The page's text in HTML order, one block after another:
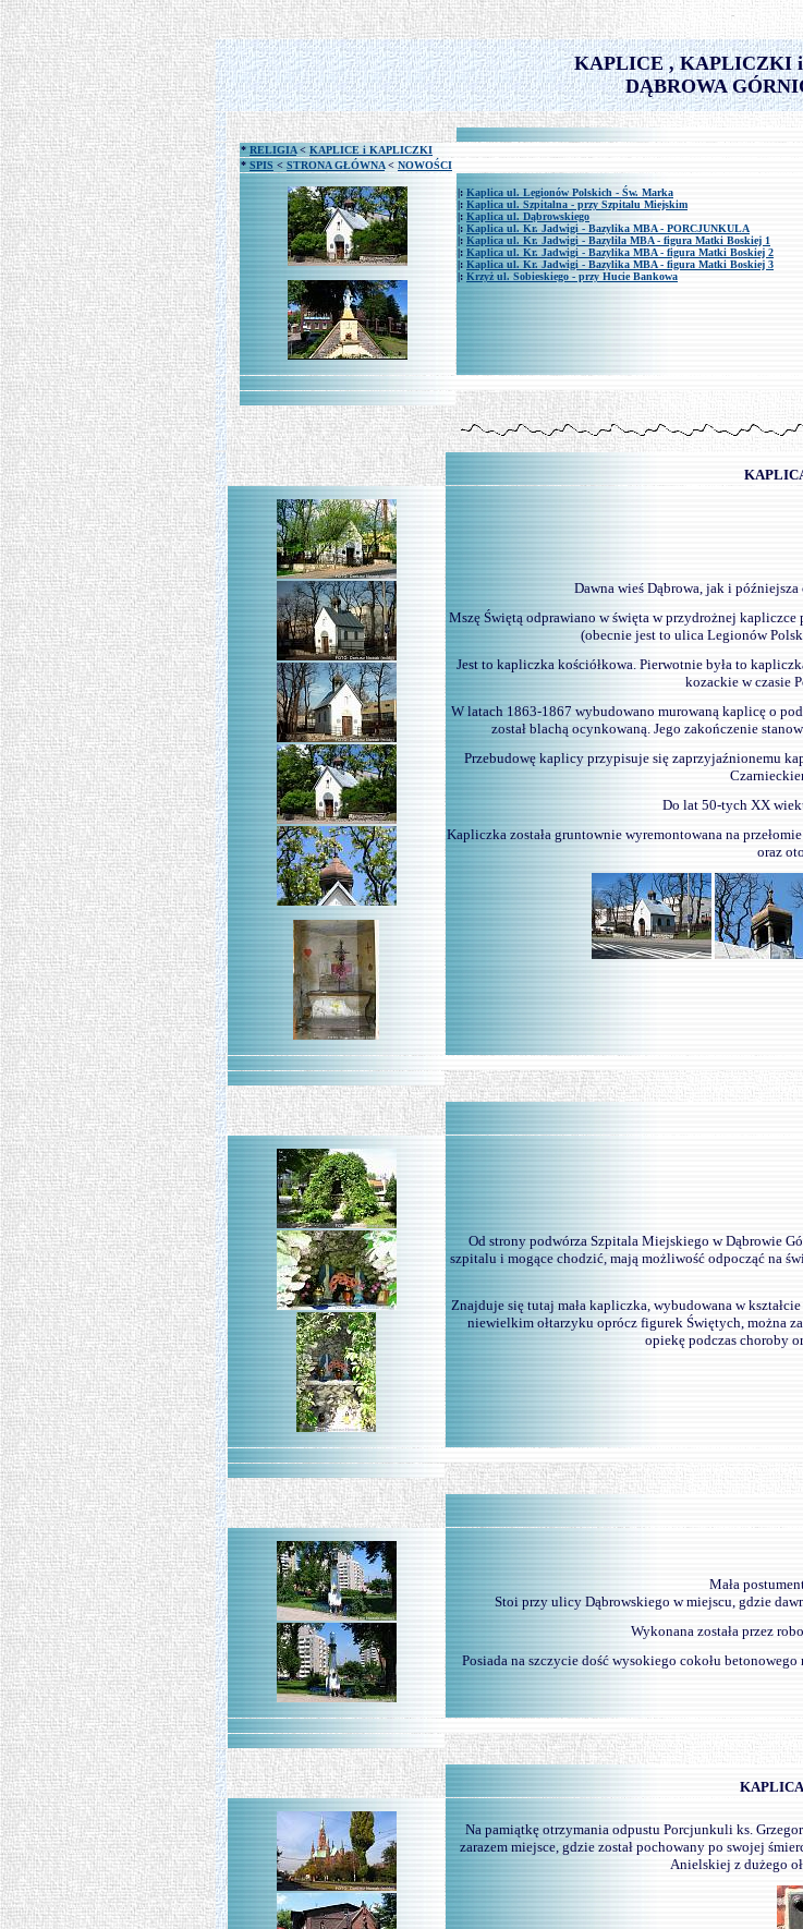
-
KAPLICE , KAPLICZKI
DĄBROWA
* RELIGIA< KAPLICE i KAPLICZKI
* SPIS < STRONA GŁÓWNA< NOWOŚCI
|: Kaplica ul. Legionów Polskich - Św. Marka
|: Kaplica ul. Szpitalna - przy Szpitalu Miejskim
|: Kaplica ul. Dąbrowskiego
|: Kaplica ul. Kr. Jadwigi - Bazylika MBA - PORCJUNKULA
|: Kaplica ul. Kr. Jadwigi - Bazylila MBA - figura Matki Boskiej 1
|: Kaplica ul. Kr. Jadwigi - Bazylika MBA - figura Matki Boskiej 2
|: Kaplica ul. Kr. Jadwigi - Bazylika MBA - figura Matki Boskiej 3
|: Krzyż ul. Sobieskiego - przy Hucie Bankowa
Dawna wieś Dąbrowa, jak i
Mszę Świętą odprawiano w święta w przydrożnej
(obecnie jest to ulica Legionów
Jest to kapliczka kościółkowa. Pierwotnie była to
kozackie w czasie
W latach 1863-1867 wybudowano murowaną kaplicę o
został blachą ocynkowaną. Jego zakończenie
Przebudowę kaplicy przypisuje się zaprzyjaźnionemu
Do lat 50-tych XX
Kapliczka została gruntownie wyremontowana na
oraz
Od strony podwórza Szpitala Miejskiego w Dąbrowie
szpitalu i mogące chodzić, mają możliwość odpocząć na
Znajduje się tutaj mała kapliczka, wybudowana w
niewielkim ołtarzyku oprócz figurek Świętych, można
opiekę podczas choroby
Mała
Stoi przy ulicy Dąbrowskiego w miejscu, gdzie
Wykonana została przez
Posiada na szczycie dość wysokiego cokołu
Na pamiątkę otrzymania odpustu Porcjunkuli ks.
zarazem miejsce, gdzie został pochowany po swojej
Anielskiej z dużego